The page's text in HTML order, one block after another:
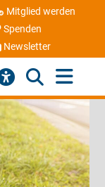
Mitglied werden
Spenden
Newsletter